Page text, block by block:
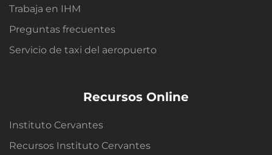
Trabaja en IHM
Preguntas frecuentes
Servicio de taxi del aeropuerto
Recursos Online
Instituto Cervantes
Recursos Instituto Cervantes